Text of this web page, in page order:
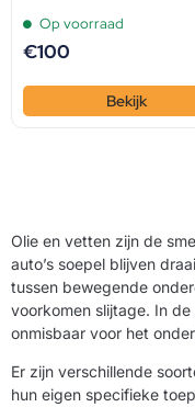
Op voorraad
€100
Bekijk
Olie en vetten zijn de
auto’s soepel blijven
tussen bewegende
voorkomen slijtage. In
onmisbaar voor het
Er zijn verschillende
hun eigen specifieke